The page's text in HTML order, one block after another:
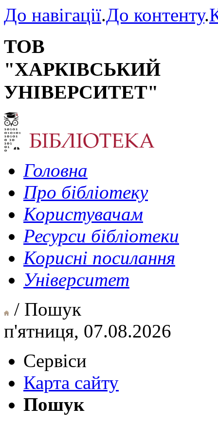
До навігації.До контенту.
ТОВ
"ХАРКІВСЬКИЙ
УНІВЕРСИТЕТ"
Головна
Про бібліотеку
Користувачам
Ресурси бібліотеки
Корисні посилання
Університет
/ Пошук
п'ятниця, 07.08.2026
Сервіси
Карта сайту
Пошук